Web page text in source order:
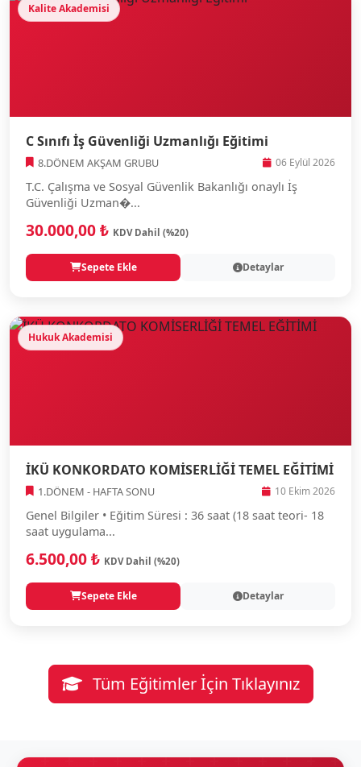
Kalite Akademisi
C Sınıfı İş Güvenliği Uzmanlığı Eğitimi
8.DÖNEM AKŞAM GRUBU 06 Eylül 2026
T.C. Çalışma ve Sosyal Güvenlik Bakanlığı onaylı İş
Güvenliği Uzman�...
30.000,00 ₺ KDV Dahil (%20)
Sepete Ekle Detaylar
Hukuk Akademisi
İKÜ KONKORDATO KOMİSERLİĞİ TEMEL EĞİTİMİ
1.DÖNEM - HAFTA SONU 10 Ekim 2026
Genel Bilgiler • Eğitim Süresi : 36 saat (18 saat teori- 18
saat uygulama...
6.500,00 ₺ KDV Dahil (%20)
Sepete Ekle Detaylar
Tüm Eğitimler İçin Tıklayınız